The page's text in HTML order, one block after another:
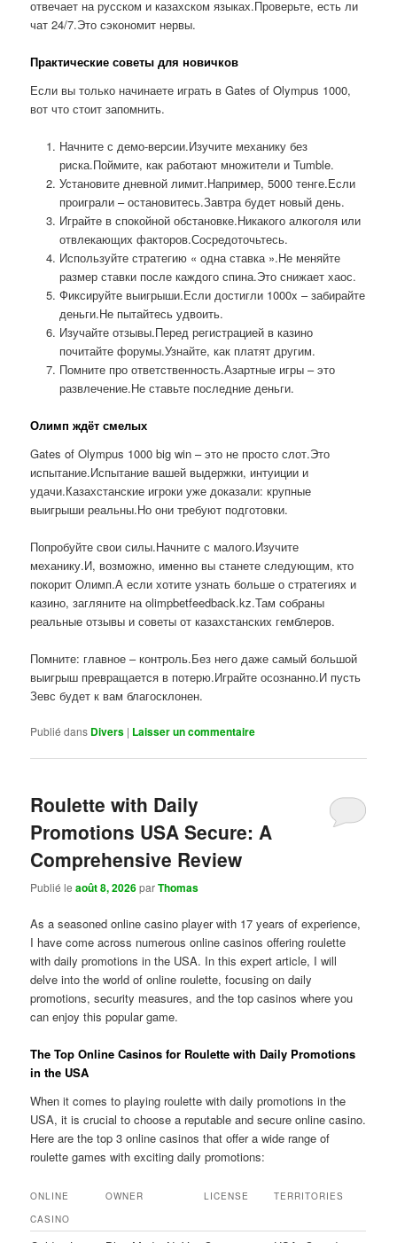
отвечает на русском и казахском языках.Проверьте, есть ли
чат 24/7.Это сэкономит нервы.
Практические советы для новичков
Если вы только начинаете играть в Gates of Olympus 1000,
вот что стоит запомнить.
Начните с демо-версии.Изучите механику без
риска.Поймите, как работают множители и Tumble.
Установите дневной лимит.Например, 5000 тенге.Если
проиграли – остановитесь.Завтра будет новый день.
Играйте в спокойной обстановке.Никакого алкоголя или
отвлекающих факторов.Сосредоточьтесь.
Используйте стратегию « одна ставка ».Не меняйте
размер ставки после каждого спина.Это снижает хаос.
Фиксируйте выигрыши.Если достигли 1000x – забирайте
деньги.Не пытайтесь удвоить.
Изучайте отзывы.Перед регистрацией в казино
почитайте форумы.Узнайте, как платят другим.
Помните про ответственность.Азартные игры – это
развлечение.Не ставьте последние деньги.
Олимп ждёт смелых
Gates of Olympus 1000 big win – это не просто слот.Это
испытание.Испытание вашей выдержки, интуиции и
удачи.Казахстанские игроки уже доказали: крупные
выигрыши реальны.Но они требуют подготовки.
Попробуйте свои силы.Начните с малого.Изучите
механику.И, возможно, именно вы станете следующим, кто
покорит Олимп.А если хотите узнать больше о стратегиях и
казино, загляните на olimpbetfeedback.kz.Там собраны
реальные отзывы и советы от казахстанских гемблеров.
Помните: главное – контроль.Без него даже самый большой
выигрыш превращается в потерю.Играйте осознанно.И пусть
Зевс будет к вам благосклонен.
Publié dans Divers | Laisser un commentaire
Roulette with Daily
Promotions USA Secure: A
Comprehensive Review
Publié leaoût 8, 2026parThomas
As a seasoned online casino player with 17 years of experience,
I have come across numerous online casinos offering roulette
with daily promotions in the USA. In this expert article, I will
delve into the world of online roulette, focusing on daily
promotions, security measures, and the top casinos where you
can enjoy this popular game.
The Top Online Casinos for Roulette with Daily Promotions
in the USA
When it comes to playing roulette with daily promotions in the
USA, it is crucial to choose a reputable and secure online casino.
Here are the top 3 online casinos that offer a wide range of
roulette games with exciting daily promotions:
ONLINE
CASINO
OWNER LICENSE TERRITORIES